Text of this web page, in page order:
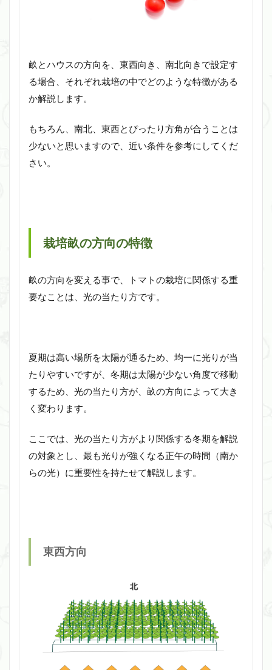
畝とハウスの方向を、東西向き、南北向きで設定す
る場合、それぞれ栽培の中でどのような特徴がある
か解説します。
もちろん、南北、東西とぴったり方角が合うことは
少ないと思いますので、近い条件を参考にしてくだ
さい。
栽培畝の方向の特徴
畝の方向を変える事で、トマトの栽培に関係する重
要なことは、光の当たり方です。
夏期は高い場所を太陽が通るため、均一に光りが当
たりやすいですが、冬期は太陽が少ない角度で移動
するため、光の当たり方が、畝の方向によって大き
く変わります。
ここでは、光の当たり方がより関係する冬期を解説
の対象とし、最も光りが強くなる正午の時間（南か
らの光）に重要性を持たせて解説します。
東西方向